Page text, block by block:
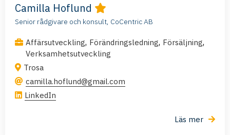
Camilla Hoflund
Senior rådgivare och konsult, CoCentric AB
Affärsutveckling, Förändringsledning, Försäljning,
Verksamhetsutveckling
Trosa
camilla.hoflund@gmail.com
LinkedIn
Läs mer